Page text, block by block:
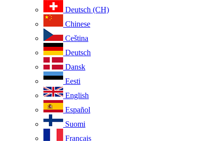
Deutsch (CH)
Chinese
Ceština
Deutsch
Dansk
Eesti
English
Español
Suomi
Français